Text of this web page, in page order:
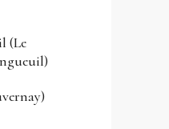
(Le